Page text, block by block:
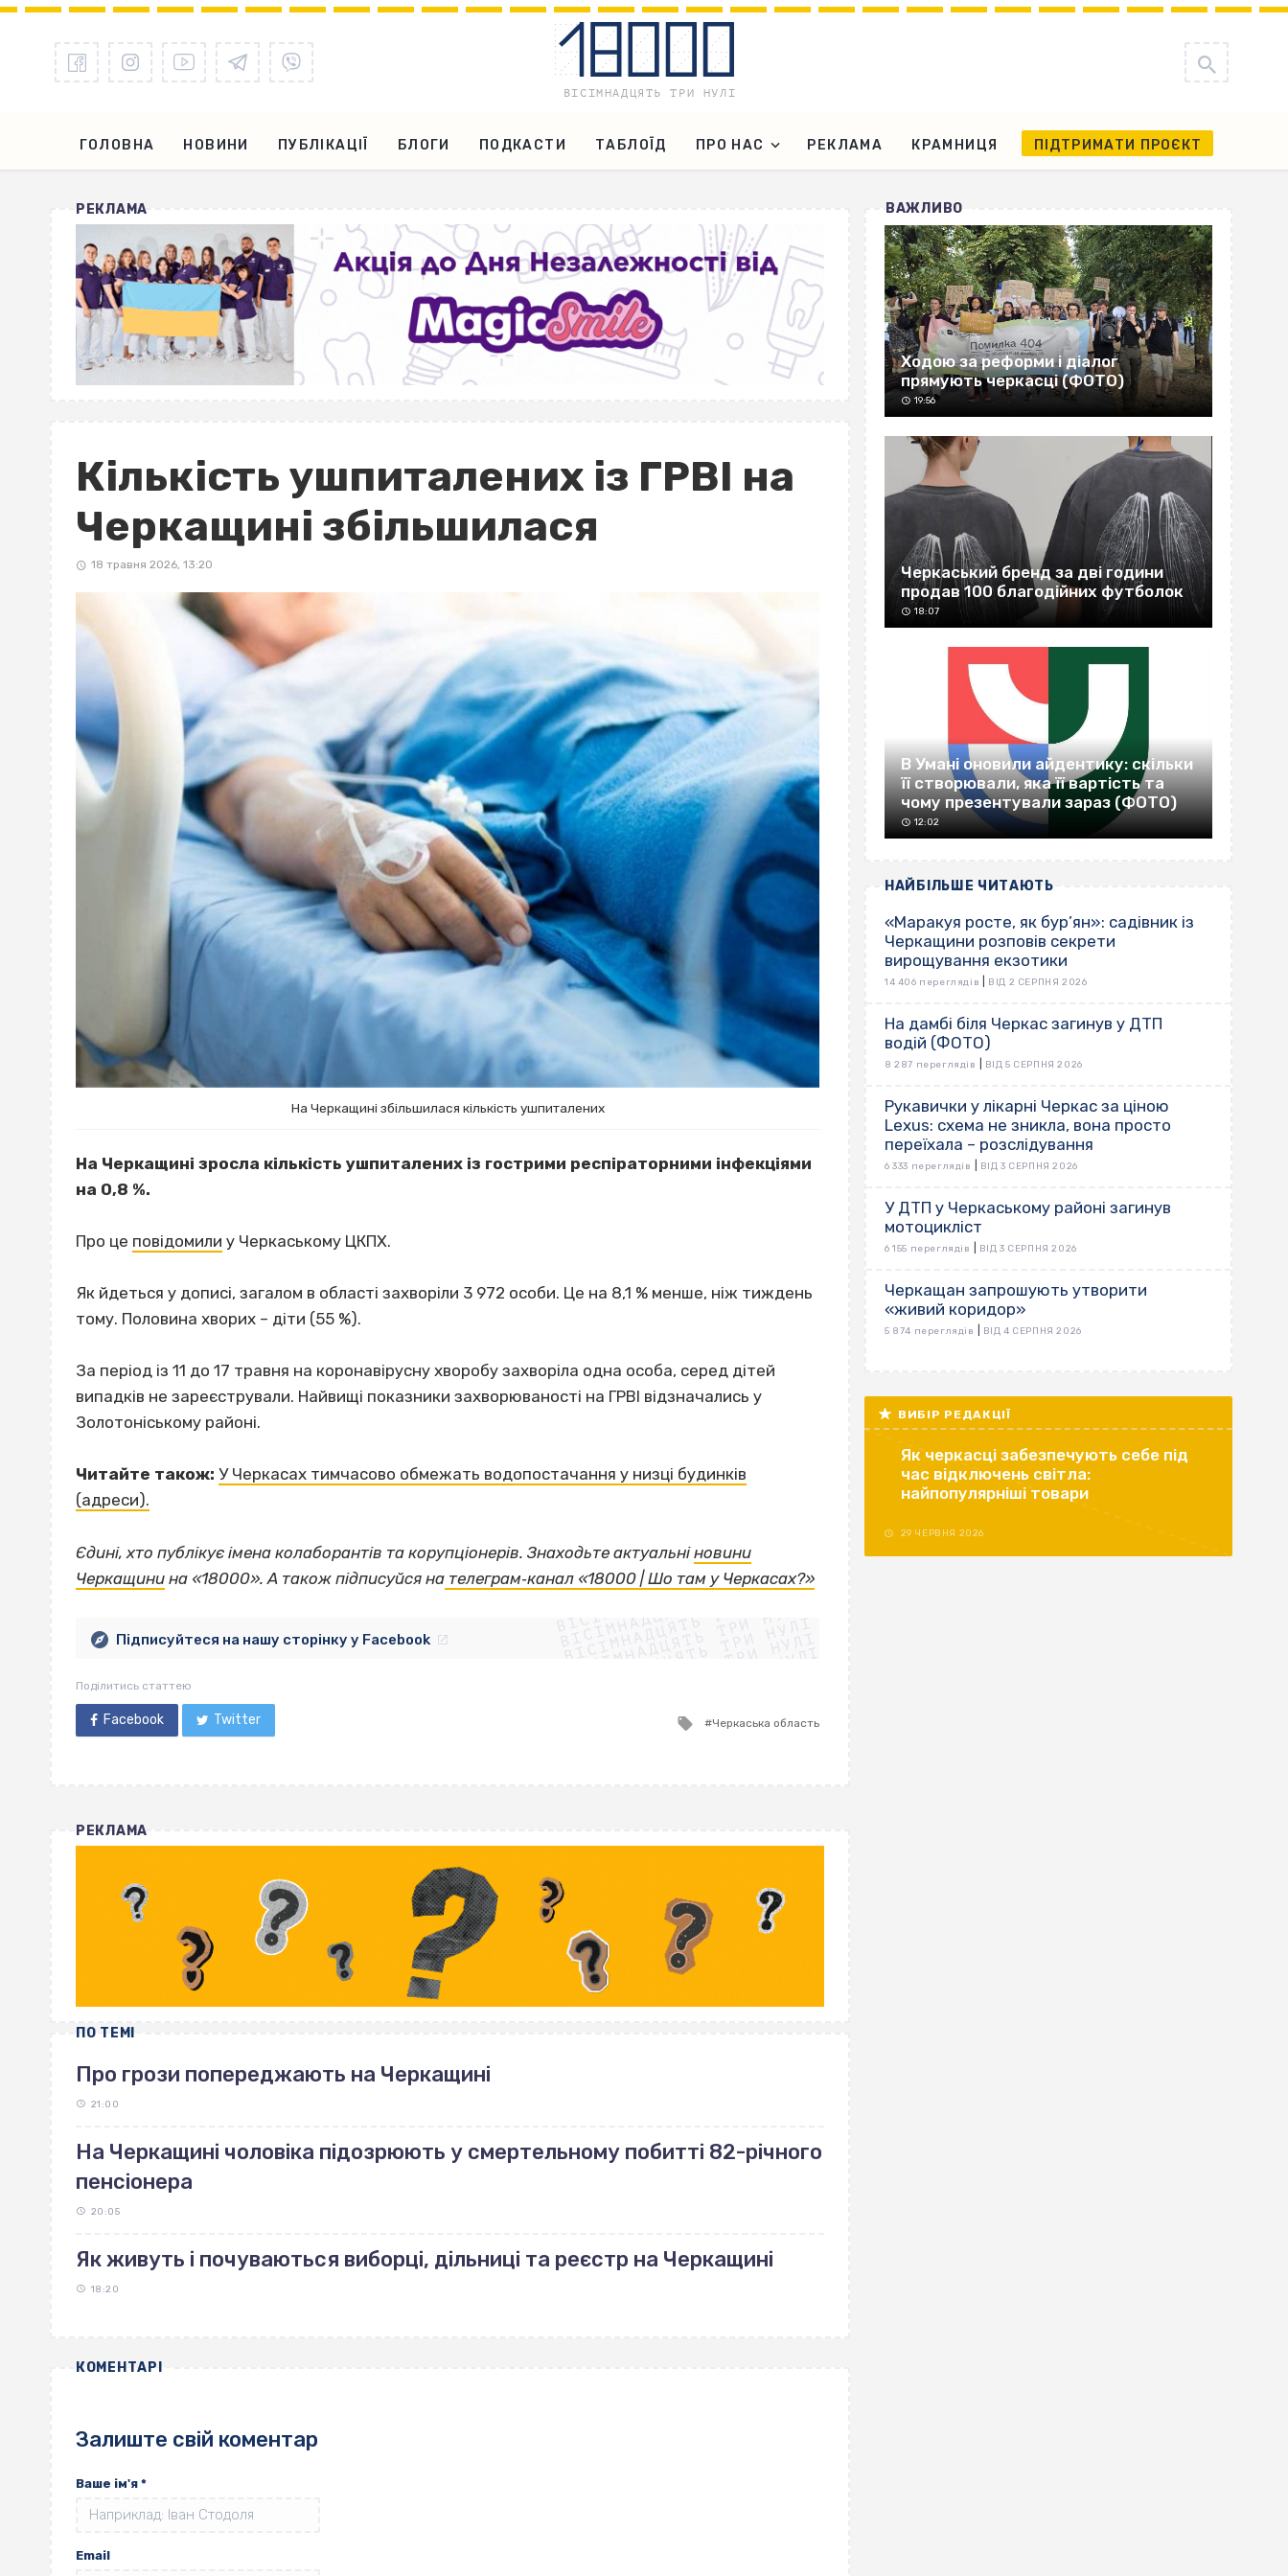
ГОЛОВНА НОВИНИ ПУБЛІКАЦІЇ БЛОГИ ПОДКАСТИ ТАБЛОЇД ПРО НАС РЕКЛАМА КРАМНИЦЯ ПІДТРИМАТИ ПРОЄКТ
РЕКЛАМА
Кількість ушпиталених із ГРВІ на
Черкащині збільшилася
18 травня 2026, 13:20
На Черкащині збільшилася кількість ушпиталених
На Черкащині зросла кількість ушпиталених із гострими респіраторними інфекціями
на 0,8 %.
Про це повідомили у Черкаському ЦКПХ.
Як йдеться у дописі, загалом в області захворіли 3 972 особи. Це на 8,1 % менше, ніж тиждень
тому. Половина хворих – діти (55 %).
За період із 11 до 17 травня на коронавірусну хворобу захворіла одна особа, серед дітей
випадків не зареєстрували. Найвищі показники захворюваності на ГРВІ відзначались у
Золотоніському районі.
Читайте також: У Черкасах тимчасово обмежать водопостачання у низці будинків
(адреси).
Єдині, хто публікує імена колаборантів та корупціонерів. Знаходьте актуальніновини
Черкащини на «18000». А також підписуйся на телеграм‐канал «18000 | Шо там у Черкасах?»
ВІСІМНАДЦЯТЬ ТРИ НУЛІ
ВІСІМНАДЦЯТЬ ТРИ НУЛІ
ВІСІМНАДЦЯТЬ ТРИ НУЛІ
ВІСІМНАДЦЯТЬ ТРИ НУЛІ
ВІСІМНАДЦЯТЬ ТРИ НУЛІ
ВІСІМНАДЦЯТЬ ТРИ НУЛІ
ВІСІМНАДЦЯТЬ ТРИ НУЛІ
ВІСІМНАДЦЯТЬ ТРИ НУЛІ
Підписуйтеся на нашу сторінку у Facebook
Поділитись статтею
Facebook Twitter
Tagged
Черкаська область
РЕКЛАМА
ПО ТЕМІ
Про грози попереджають на Черкащині
21:00
На Черкащині чоловіка підозрюють у смертельному побитті 82-річного
пенсіонера
20:05
Як живуть і почуваються виборці, дільниці та реєстр на Черкащині
18:20
КОМЕНТАРІ
Залиште свій коментар
Ваше ім'я *
Email
ВАЖЛИВО
Ходою за реформи і діалог
прямують черкасці (ФОТО)
19:56
Черкаський бренд за дві години
продав 100 благодійних футболок
18:07
В Умані оновили айдентику: скільки
її створювали, яка її вартість та
чому презентували зараз (ФОТО)
12:02
НАЙБІЛЬШЕ ЧИТАЮТЬ
«Маракуя росте, як бур’ян»: садівник із
Черкащини розповів секрети
вирощування екзотики
14 406 переглядів ВІД 2 СЕРПНЯ 2026
На дамбі біля Черкас загинув у ДТП
водій (ФОТО)
8 287 переглядів ВІД 5 СЕРПНЯ 2026
Рукавички у лікарні Черкас за ціною
Lexus: схема не зникла, вона просто
переїхала – розслідування
6 333 переглядів ВІД 3 СЕРПНЯ 2026
У ДТП у Черкаському районі загинув
мотоцикліст
6 155 переглядів ВІД 3 СЕРПНЯ 2026
Черкащан запрошують утворити
«живий коридор»
5 874 переглядів ВІД 4 СЕРПНЯ 2026
ВИБІР РЕДАКЦІЇ
Як черкасці забезпечують себе під
час відключень світла:
найпопулярніші товари
29 ЧЕРВНЯ 2026